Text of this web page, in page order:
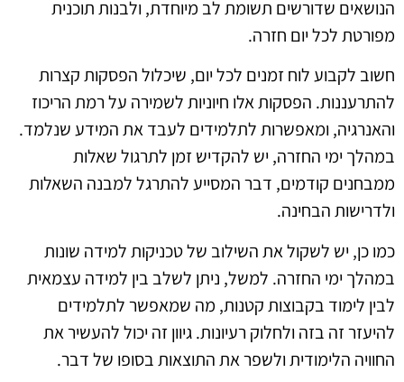
הנושאים שדורשים תשומת לב מיוחדת, ולבנות תוכנית
מפורטת לכל יום חזרה.
חשוב לקבוע לוח זמנים לכל יום, שיכלול הפסקות קצרות
להתרעננות. הפסקות אלו חיוניות לשמירה על רמת הריכוז
והאנרגיה, ומאפשרות לתלמידים לעבד את המידע שנלמד.
במהלך ימי החזרה, יש להקדיש זמן לתרגול שאלות
ממבחנים קודמים, דבר המסייע להתרגל למבנה השאלות
ולדרישות הבחינה.
כמו כן, יש לשקול את השילוב של טכניקות למידה שונות
במהלך ימי החזרה. למשל, ניתן לשלב בין למידה עצמאית
לבין לימוד בקבוצות קטנות, מה שמאפשר לתלמידים
להיעזר זה בזה ולחלוק רעיונות. גיוון זה יכול להעשיר את
החוויה הלימודית ולשפר את התוצאות בסופו של דבר.